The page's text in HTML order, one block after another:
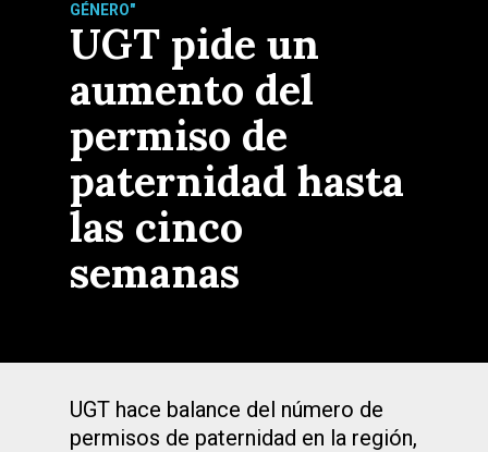
GÉNERO"
UGT pide un
aumento del
permiso de
paternidad hasta
las cinco
semanas
UGT hace balance del número de
permisos de paternidad en la región,